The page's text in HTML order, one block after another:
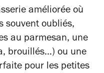
améliorée où
souvent oubliés,
au parmesan, une
brouillés…) ou une
pour les petites